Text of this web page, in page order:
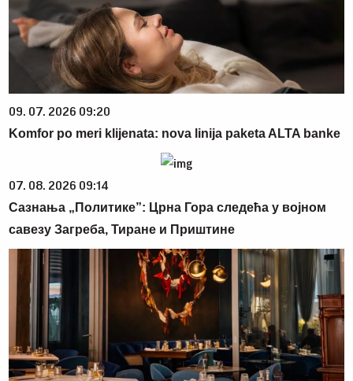
09. 07. 2026 09:20
Komfor po meri klijenata: nova linija paketa ALTA banke
07. 08. 2026 09:14
Сазнања „Политике”: Црна Гора следећа у војном
савезу Загреба, Тиране и Приштине